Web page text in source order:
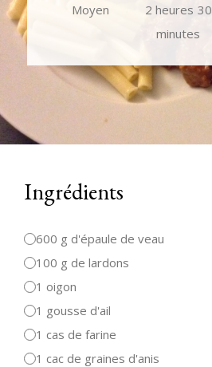
Moyen 2 heures 30
minutes
Ingrédients
600 g d'épaule de veau
100 g de lardons
1 oigon
1 gousse d'ail
1 cas de farine
1 cac de graines d'anis